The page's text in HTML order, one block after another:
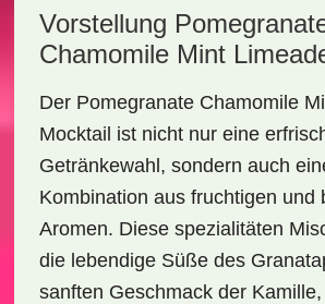
Vorstellung
Chamomile Mint
Der Pomegranate Chamomile
Mocktail ist nicht nur eine
Getränkewahl, sondern auch
Kombination aus fruchtigen und
Aromen. Diese spezialitäten
die lebendige Süße des
sanften Geschmack der